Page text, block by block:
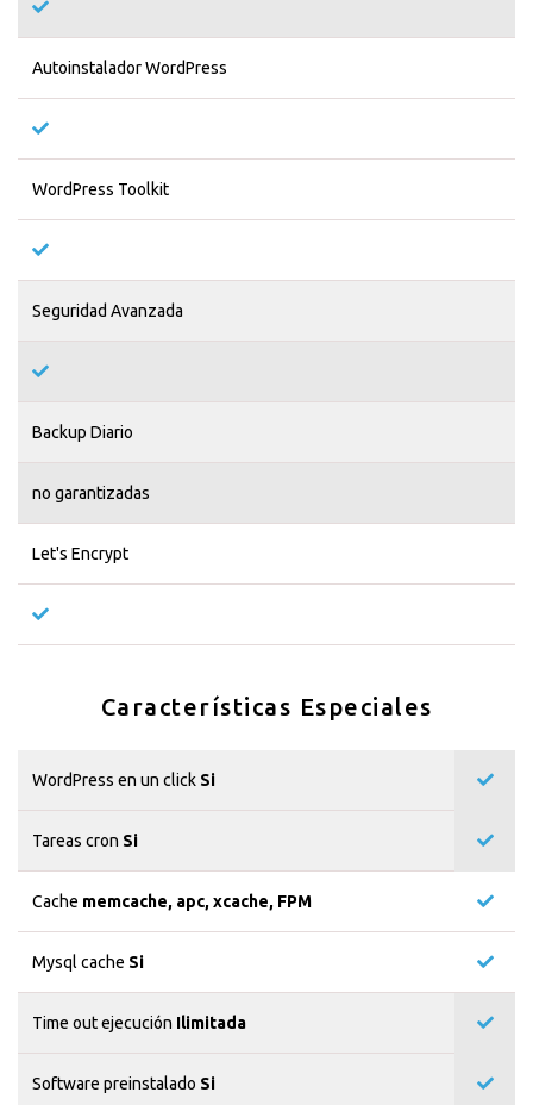
Autoinstalador WordPress
WordPress Toolkit
Seguridad Avanzada
Backup Diario
no garantizadas
Let's Encrypt
Características Especiales
WordPress en un click Si
Tareas cron Si
Cache memcache, apc, xcache, FPM
Mysql cache Si
Time out ejecución Ilimitada
Software preinstalado Si